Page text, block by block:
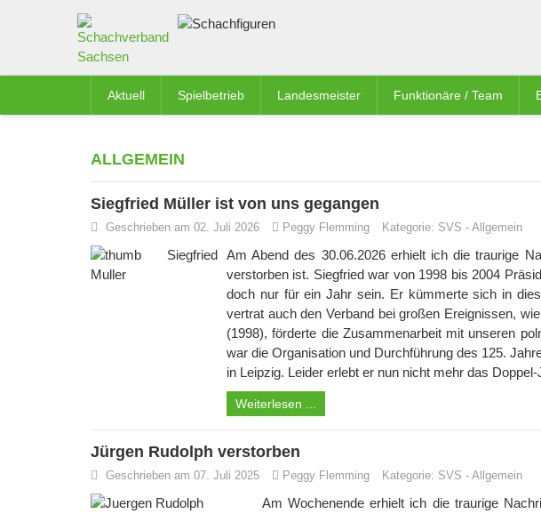
Aktuell Spielbetrieb Landesmeister Funktionäre / Team
ALLGEMEIN
Siegfried Müller ist von uns gegangen
Geschrieben am 02. Juli 2026 Peggy Flemming Kategorie: SVS - Allgemein
Am Abend des 30.06.2026 erhielt ich die traurige
verstorben ist. Siegfried war von 1998 bis 2004
doch nur für ein Jahr sein. Er kümmerte sich in
vertrat auch den Verband bei großen Ereignissen,
(1998), förderte die Zusammenarbeit mit unseren
war die Organisation und Durchführung des 125.
in Leipzig. Leider erlebt er nun nicht mehr das
Weiterlesen ...
Jürgen Rudolph verstorben
Geschrieben am 07. Juli 2025 Peggy Flemming Kategorie: SVS - Allgemein
Am Wochenende erhielt ich die traurige